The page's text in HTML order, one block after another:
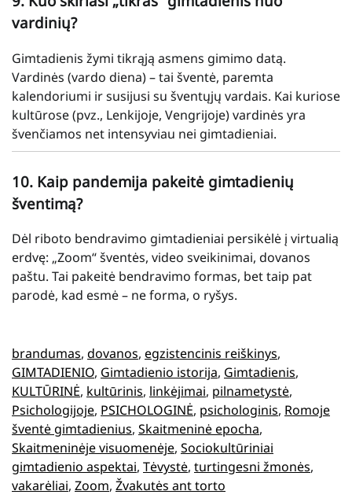
vardinių?
Gimtadienis žymi tikrąją asmens gimimo datą.
Vardinės (vardo diena) – tai šventė, paremta
kalendoriumi ir susijusi su šventųjų vardais. Kai kuriose
kultūrose (pvz., Lenkijoje, Vengrijoje) vardinės yra
švenčiamos net intensyviau nei gimtadieniai.
10. Kaip pandemija pakeitė gimtadienių
šventimą?
Dėl riboto bendravimo gimtadieniai persikėlė į virtualią
erdvę: „Zoom“ šventės, video sveikinimai, dovanos
paštu. Tai pakeitė bendravimo formas, bet taip pat
parodė, kad esmė – ne forma, o ryšys.
brandumas, dovanos, egzistencinis reiškinys
GIMTADIENIO, Gimtadienio istorija, Gimtadienis
KULTŪRINĖ, kultūrinis, linkėjimai, pilnametystė
Psichologijoje, PSICHOLOGINĖ, psichologinis, Romoje
šventė gimtadienius, Skaitmeninė epocha
Skaitmeninėje visuomenėje, Sociokultūriniai
gimtadienio aspektai, Tėvystė, turtingesni žmonės
vakarėliai, Zoom, Žvakutės ant torto